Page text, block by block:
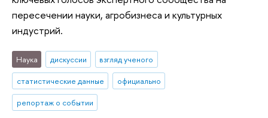
пересечении науки, агробизнеса и культурных
индустрий.
Наука дискуссии
взгляд ученого
статистические данные
официально
репортаж о событии